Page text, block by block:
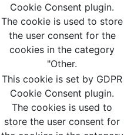
Cookie Consent plugin.
The cookie is used to store
the user consent for the
cookies in the category
"Other.
This cookie is set by GDPR
Cookie Consent plugin.
The cookies is used to
store the user consent for